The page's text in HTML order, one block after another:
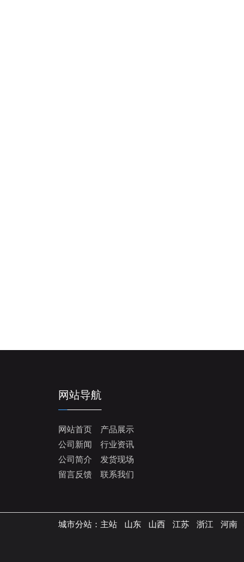
网站导航
网站首页
产品展示
公司新闻
行业资讯
公司简介
发货现场
留言反馈
联系我们
城市分站： 主站 山东 山西 江苏 浙江 河南